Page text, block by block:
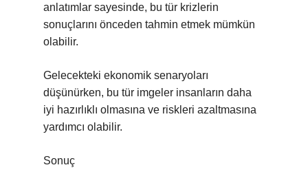
anlatımlar sayesinde, bu tür krizlerin
sonuçlarını önceden tahmin etmek mümkün
olabilir.
Gelecekteki ekonomik senaryoları
düşünürken, bu tür imgeler insanların daha
iyi hazırlıklı olmasına ve riskleri azaltmasına
yardımcı olabilir.
Sonuç